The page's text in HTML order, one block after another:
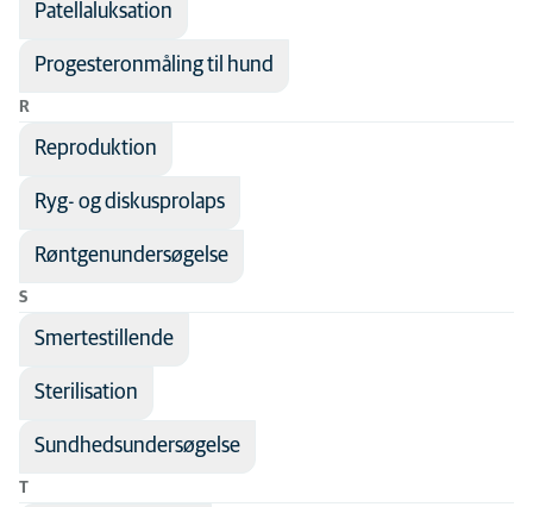
Patellaluksation
Progesteronmåling til hund
R
Reproduktion
Ryg- og diskusprolaps
Røntgenundersøgelse
S
Smertestillende
Sterilisation
Sundhedsundersøgelse
T